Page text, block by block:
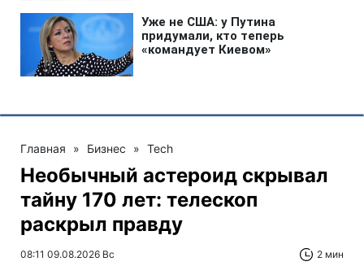
Главная » Бизнес » Tech
Необычный астероид скрывал
тайну 170 лет: телескоп
раскрыл правду
08:11 09.08.2026 Вс 2 мин